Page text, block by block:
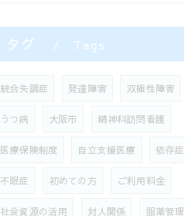
タグ Tags
統合失調症 発達障害 双極性障害
うつ病 大阪市 精神科訪問看護
医療保険制度 自立支援医療 依存症
不眠症 初めての方 ご利用料金
社会資源の活用 対人関係 服薬管理